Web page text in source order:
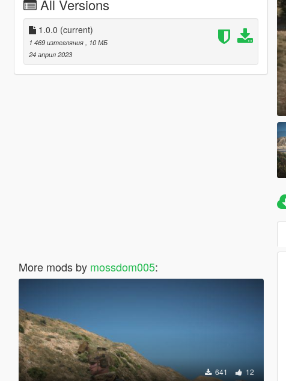
All Versions
1.0.0 (current)
1 469 изтегляния
, 10 МБ
24 април 2023
More mods by mossdom005:
641 12